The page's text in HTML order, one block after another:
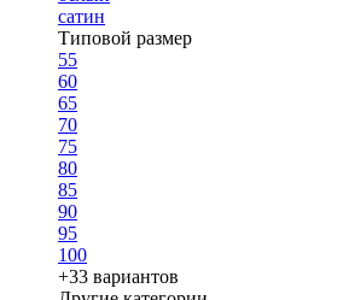
сатин
Типовой размер
55
60
65
70
75
80
85
90
95
100
+33 вариантов